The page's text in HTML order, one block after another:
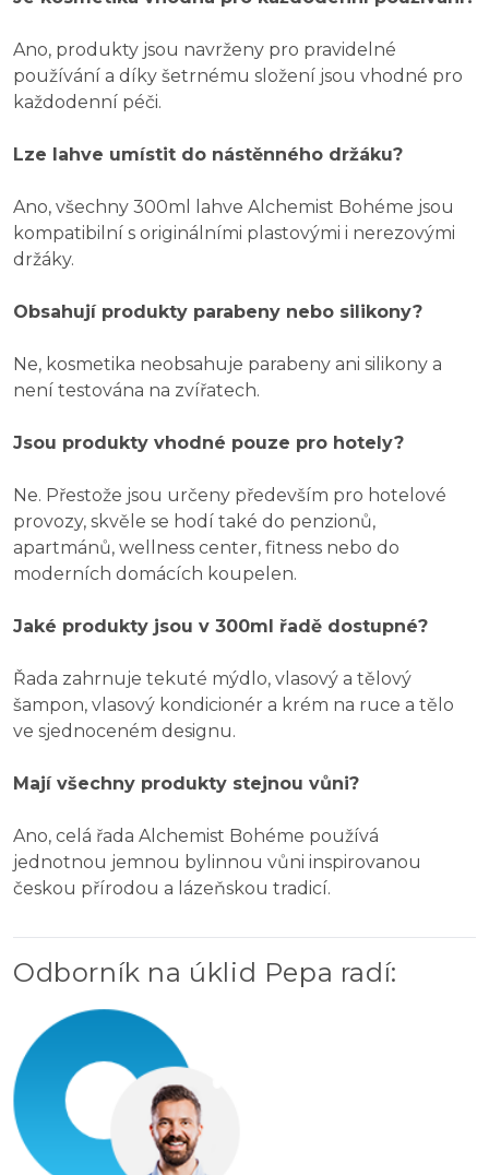
Ano, produkty jsou navrženy pro pravidelné
používání a díky šetrnému složení jsou vhodné pro
každodenní péči.
Lze lahve umístit do nástěnného držáku?
Ano, všechny 300ml lahve Alchemist Bohéme jsou
kompatibilní s originálními plastovými i nerezovými
držáky.
Obsahují produkty parabeny nebo silikony?
Ne, kosmetika neobsahuje parabeny ani silikony a
není testována na zvířatech.
Jsou produkty vhodné pouze pro hotely?
Ne. Přestože jsou určeny především pro hotelové
provozy, skvěle se hodí také do penzionů,
apartmánů, wellness center, fitness nebo do
moderních domácích koupelen.
Jaké produkty jsou v 300ml řadě dostupné?
Řada zahrnuje tekuté mýdlo, vlasový a tělový
šampon, vlasový kondicionér a krém na ruce a tělo
ve sjednoceném designu.
Mají všechny produkty stejnou vůni?
Ano, celá řada Alchemist Bohéme používá
jednotnou jemnou bylinnou vůni inspirovanou
českou přírodou a lázeňskou tradicí.
Odborník na úklid Pepa radí: